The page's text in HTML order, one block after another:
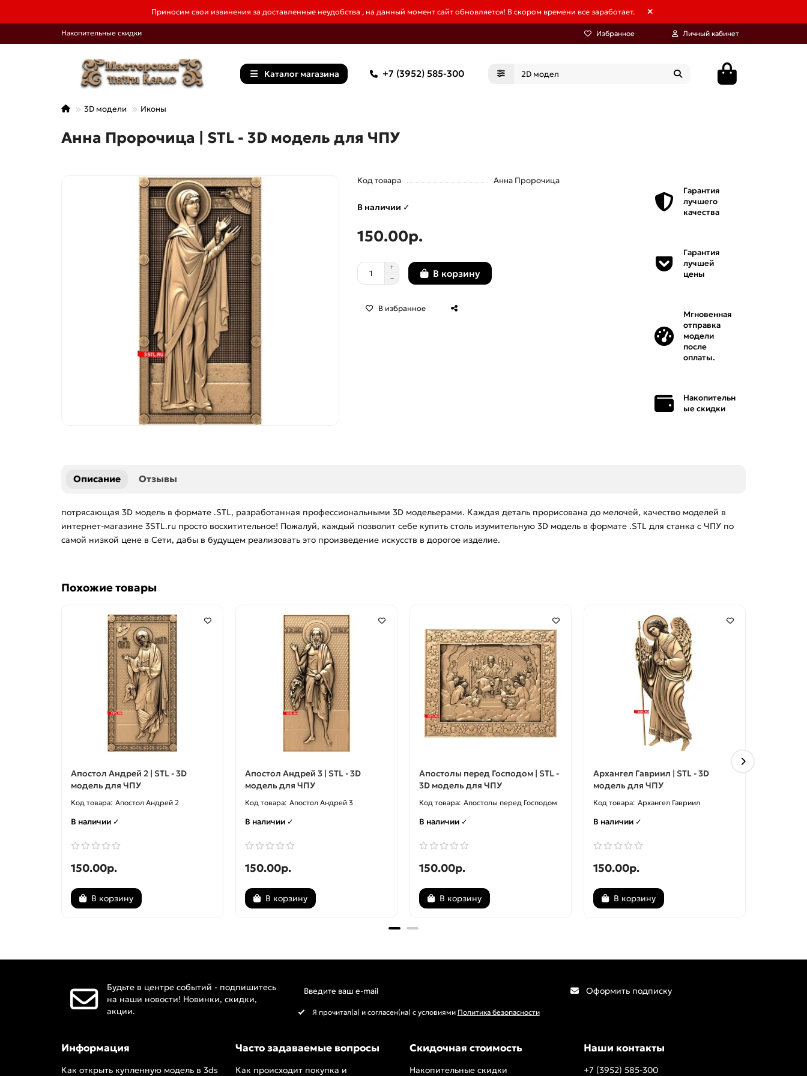
Приносим свои извинения за доставленные неудобства , на данный момент сайт обновляется! В скором времени все заработает.
Накопительные скидки Избранное Личный кабинет
Каталог магазина +7 (3952) 585-300
3D модели Иконы
Анна Пророчица | STL - 3D модель для ЧПУ
Код товара Анна Пророчица
В наличии ✓
150.00р.
В корзину
В избранное
Гарантия
лучшего
качества
Гарантия
лучшей
цены
Мгновенная
отправка
модели
после
оплаты.
Накопительн
ые скидки
Описание Отзывы
потрясающая 3D модель в формате .STL, разработанная профессиональными 3D модельерами. Каждая деталь прорисована до мелочей, качество моделей в
интернет-магазине 3STL.ru просто восхитительное! Пожалуй, каждый позволит себе купить столь изумительную 3D модель в формате .STL для станка с ЧПУ по
самой низкой цене в Сети, дабы в будущем реализовать это произведение искусств в дорогое изделие.
Похожие товары
Апостол Андрей 2 | STL - 3D
модель для ЧПУ
Апостол Андрей 2
В наличии ✓
150.00р.
В корзину
Апостол Андрей 3 | STL - 3D
модель для ЧПУ
Апостол Андрей 3
В наличии ✓
150.00р.
В корзину
Апостолы перед Господом | STL -
3D модель для ЧПУ
Апостолы перед Господом
В наличии ✓
150.00р.
В корзину
Архангел Гавриил | STL - 3D
модель для ЧПУ
Архангел Гавриил
В наличии ✓
150.00р.
В корзину
Будьте в центре событий - подпишитесь
на наши новости! Новинки, скидки,
акции.
Оформить подписку
Я прочитал(а) и согласен(на) с условиями Политика безопасности
Информация
Как открыть купленную модель в 3ds
Часто задаваемые вопросы
Как происходит покупка и
Скидочная стоимость
Накопительные скидки
Наши контакты
+7 (3952) 585-300